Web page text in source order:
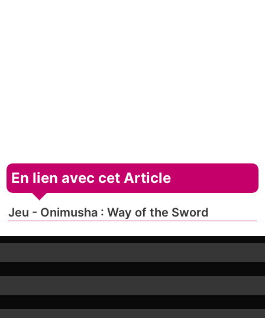
En lien avec cet Article
Jeu - Onimusha : Way of the Sword